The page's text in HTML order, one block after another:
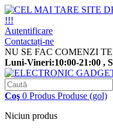
Autentificare
Contactați-ne
NU SE FAC COMENZI
Luni-Vineri:10:00-21:00 ,
Coş 0 Produs Produse (gol)
Niciun produs